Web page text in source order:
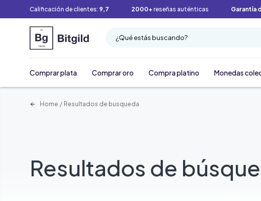
Calificación de clientes: 9,7 2000+ reseñas auténticas Garantía
¿Qué estás buscando?
Comprar plata Comprar oro Compra platino Monedas
Home / Resultados de busqueda
Resultados de